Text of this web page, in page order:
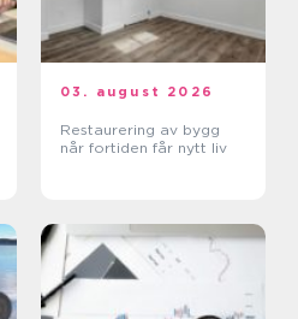
03. august 2026
Restaurering av bygg
når fortiden får nytt liv